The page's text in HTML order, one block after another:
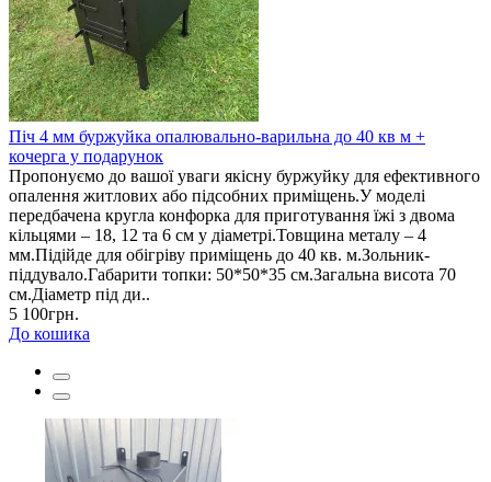
Піч 4 мм буржуйка опалювально-варильна до 40 кв м +
кочерга у подарунок
Пропонуємо до вашої уваги якісну буржуйку для ефективного
опалення житлових або підсобних приміщень.У моделі
передбачена кругла конфорка для приготування їжі з двома
кільцями – 18, 12 та 6 см у діаметрі.Товщина металу – 4
мм.Підійде для обігріву приміщень до 40 кв. м.Зольник-
піддувало.Габарити топки: 50*50*35 см.Загальна висота 70
см.Діаметр під ди..
5 100грн.
До кошика